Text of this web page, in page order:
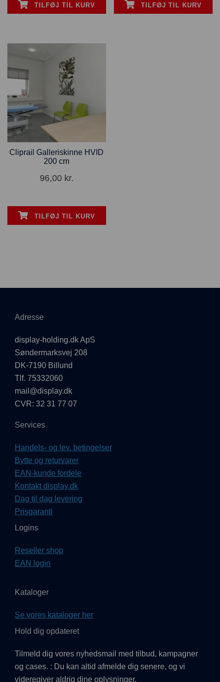
TILFØJ TIL KURV TILFØJ TIL KURV
Cliprail Galleriskinne HVID
200 cm
96,00 kr.
TILFØJ TIL KURV
Adresse
display-holding.dk ApS
Søndermarksvej 208
DK-7190 Billund
Tlf. 75332060
mail@display.dk
CVR: 32 31 77 07
Services
Handels- og lev. betingelser
Bytte og returvarer
EAN-kunde fordele
Kontakt display.dk
Dag til dag levering
Prisgaranti
Logins
Reseller shop
EAN login
Kataloger
Se vores kataloger her
Hold dig opdateret
Tilmeld dig vores nyhedsmail med tilbud, kampagner
og cases. : Du kan altid afmelde dig senere, og vi
videregiver aldrig dine oplysninger.